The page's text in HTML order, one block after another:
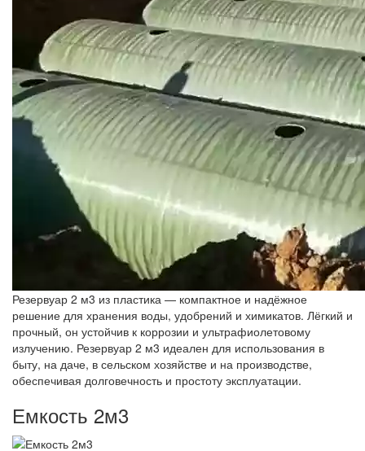
Резервуар 2 м3 из пластика — компактное и надёжное
решение для хранения воды, удобрений и химикатов. Лёгкий и
прочный, он устойчив к коррозии и ультрафиолетовому
излучению. Резервуар 2 м3 идеален для использования в
быту, на даче, в сельском хозяйстве и на производстве,
обеспечивая долговечность и простоту эксплуатации.
Емкость 2м3